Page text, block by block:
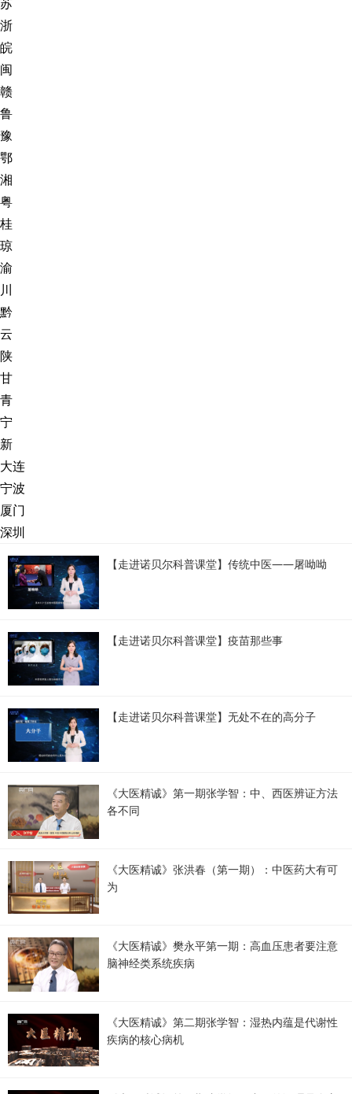
浙
皖
闽
赣
鲁
豫
鄂
湘
粤
桂
琼
渝
川
黔
云
陕
甘
青
宁
新
大连
宁波
厦门
深圳
【走进诺贝尔科普课堂】传统中医——屠呦呦
【走进诺贝尔科普课堂】疫苗那些事
【走进诺贝尔科普课堂】无处不在的高分子
《大医精诚》第一期张学智：中、西医辨证方法
各不同
《大医精诚》张洪春（第一期）：中医药大有可
为
《大医精诚》樊永平第一期：高血压患者要注意
脑神经类系统疾病
《大医精诚》第二期张学智：湿热内蕴是代谢性
疾病的核心病机